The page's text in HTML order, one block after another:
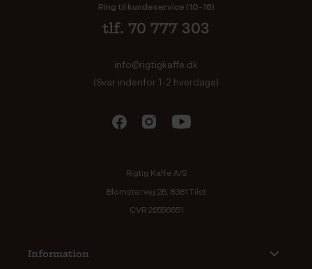
Ring til kundeservice (10-16)
tlf. 70 777 303
info@rigtigkaffe.dk
(Svar indenfor 1-2 hverdage)
Rigtig Kaffe A/S
Blomstervej 2B, 8381 Tilst
CVR 26556651
Information